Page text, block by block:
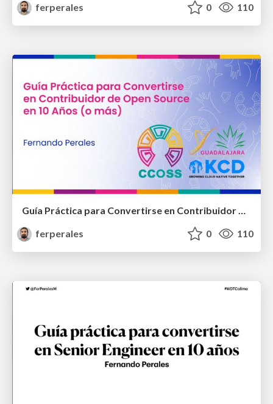
ferperales
0 110
Guía Práctica para Convertirse en Contribuidor de Open Source en 10 Años (o más)
ferperales
0 110